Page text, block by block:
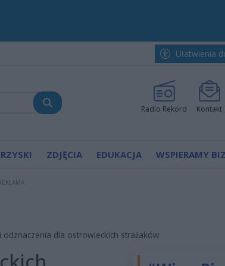
Ułatwienia
Radio Rekord Kontakt
ZDJĘCIA EDUKACJA WSPIERAMY
odznaczenia dla ostrowieckich strażaków